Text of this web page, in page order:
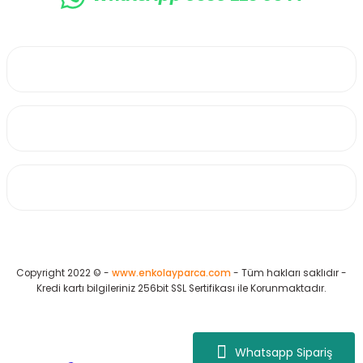
Whatsapp Sipariş
Copyright 2022 © - www.enkolayparca.com - Tüm hakları saklıdır -
Kredi kartı bilgileriniz 256bit SSL Sertifikası ile Korunmaktadır.